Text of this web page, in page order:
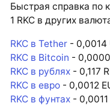
Быстрая справка по
1 RKC в других
RKC в Tether - 0,0014
RKC в Bitcoin -
RKC в рублях - 0,117
RKC в евро - 0,0012
RKC в фунтах - 0,0011